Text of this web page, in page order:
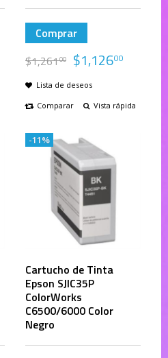
Comprar
$1,26100 $1,12600
Lista de deseos
Comparar
Vista rápida
Cartucho de Tinta
Epson SJIC35P
ColorWorks
C6500/6000 Color
Negro
-11%